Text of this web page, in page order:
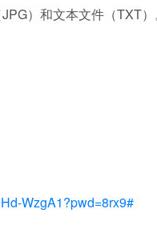
）和文本文件（TXT
WzgA1?pwd=8rx9#